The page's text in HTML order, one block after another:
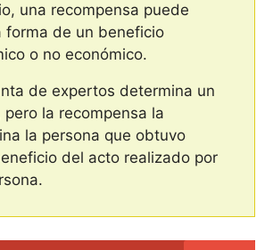
una recompensa puede
forma de un beneficio
o no económico.
de expertos determina un
pero la recompensa la
la persona que obtuvo
del acto realizado por